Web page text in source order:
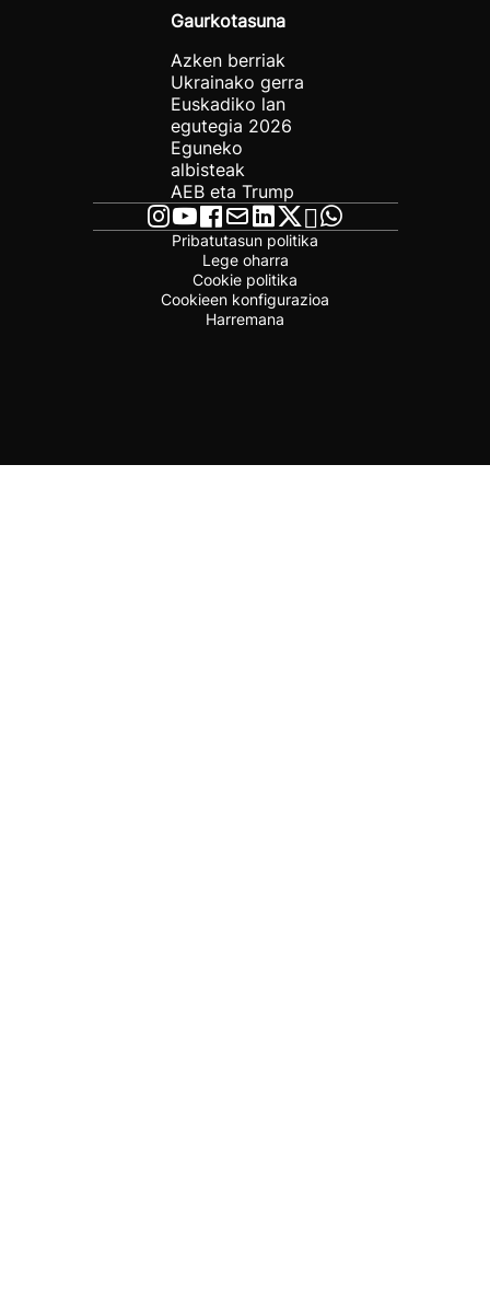
Gaurkotasuna
Azken berriak
Ukrainako gerra
Euskadiko lan
egutegia 2026
Eguneko
albisteak
AEB eta Trump
Pribatutasun politika
Lege oharra
Cookie politika
Cookieen konfigurazioa
Harremana